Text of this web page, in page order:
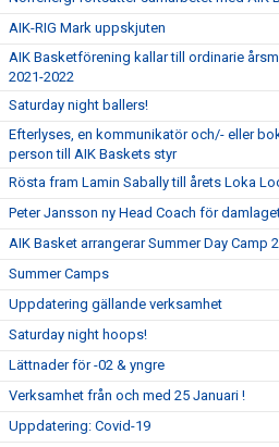
AIK-RIG Mark uppskjuten
AIK Basketförening kallar till ordinarie
2021-2022
Saturday night ballers!
Efterlyses, en kommunikatör och/- eller
person till AIK Baskets styr
Rösta fram Lamin Sabally till årets Loka
Peter Jansson ny Head Coach för
AIK Basket arrangerar Summer Day Camp
Summer Camps
Uppdatering gällande verksamhet
Saturday night hoops!
Lättnader för -02 & yngre
Verksamhet från och med 25 Januari !
Uppdatering: Covid-19